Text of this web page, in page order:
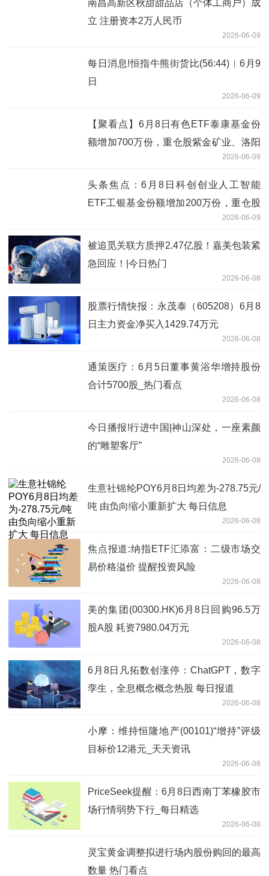
南昌高新区秋甜甜品店（个体工商户）成
立 注册资本2万人民币
2026-06-09
每日消息!恒指牛熊街货比(56:44)︱6月9
日
2026-06-09
【聚看点】6月8日有色ETF泰康基金份
额增加700万份，重仓股紫金矿业、洛阳
2026-06-09
头条焦点：6月8日科创创业人工智能
ETF工银基金份额增加200万份，重仓股
2026-06-09
被追觅关联方质押2.47亿股！嘉美包装紧
急回应！|今日热门
2026-06-08
股票行情快报：永茂泰（605208）6月8
日主力资金净买入1429.74万元
2026-06-08
通策医疗：6月5日董事黄浴华增持股份
合计5700股_热门看点
2026-06-08
今日播报!行进中国|神山深处，一座素颜
的“雕塑客厅”‌
2026-06-08
生意社锦纶POY6月8日均差为-278.75元/
吨 由负向缩小重新扩大 每日信息
2026-06-08
焦点报道:纳指ETF汇添富：二级市场交
易价格溢价 提醒投资风险
2026-06-08
美的集团(00300.HK)6月8日回购96.5万
股A股 耗资7980.04万元
2026-06-08
6月8日凡拓数创涨停：ChatGPT，数字
孪生，全息概念概念热股 每日报道
2026-06-08
小摩：维持恒隆地产(00101)“增持”评级
目标价12港元_天天资讯
2026-06-08
PriceSeek提醒：6月8日西南丁苯橡胶市
场行情弱势下行_每日精选
2026-06-08
灵宝黄金调整拟进行场内股份购回的最高
数量 热门看点